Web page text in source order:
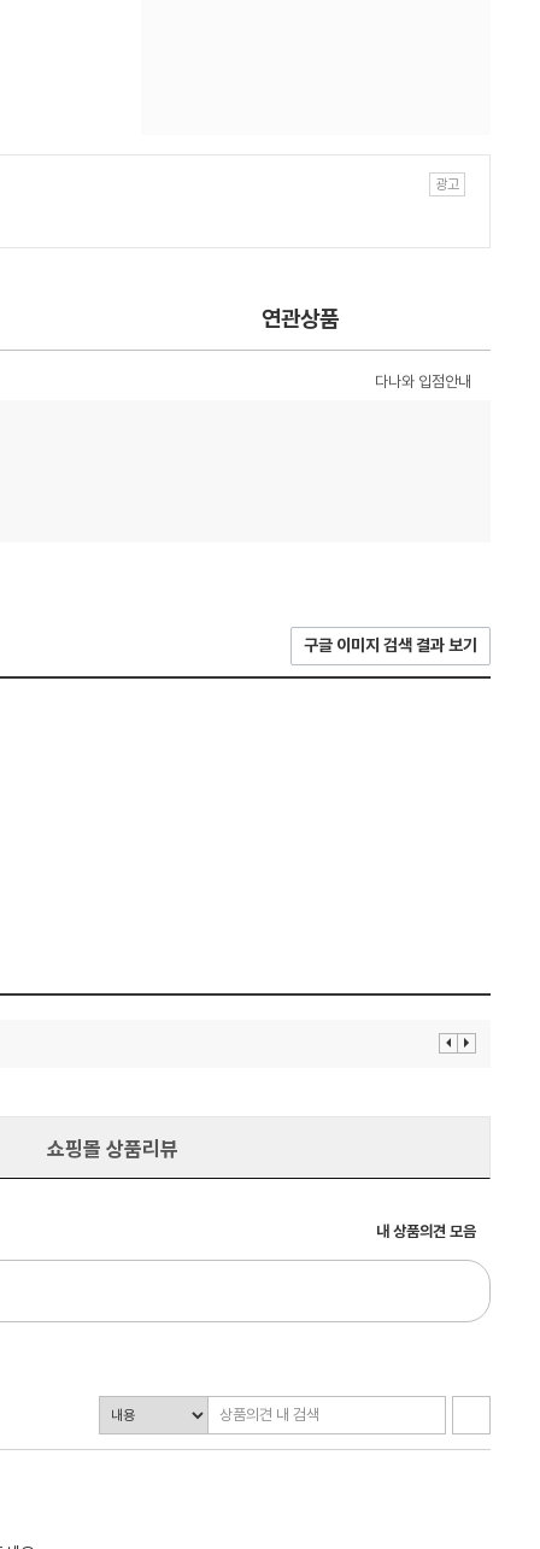
연관상품
다나와 입점안내
구글 이미지 검색 결과 보기
이 다
쇼핑몰 상품리뷰
내 상품의견 모음